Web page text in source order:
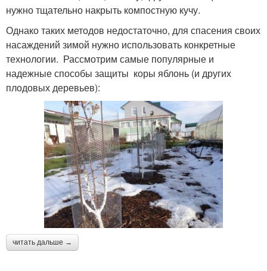
нужно тщательно накрыть компостную кучу.
Однако таких методов недостаточно, для спасения своих
насаждений зимой нужно использовать конкретные
технологии. Рассмотрим самые популярные и
надежные способы защиты коры яблонь (и других
плодовых деревьев):
читать дальше →